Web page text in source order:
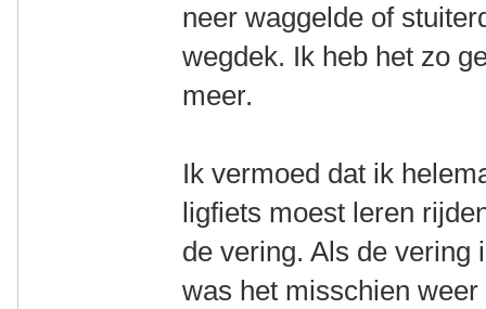
neer waggelde of
wegdek. Ik heb het zo
meer.
Ik vermoed dat ik
ligfiets moest leren
de vering. Als de vering
was het misschien